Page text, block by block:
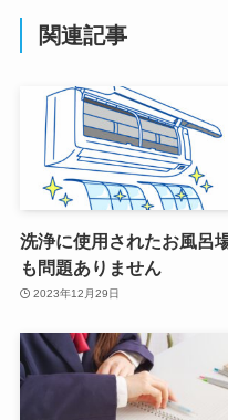
関連記事
洗浄に使用されたお風呂
も問題ありません
2023年12月29日